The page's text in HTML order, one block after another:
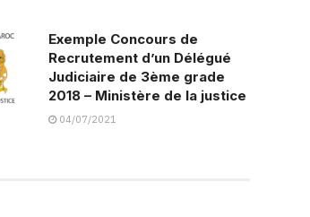
Exemple Concours de
Recrutement d’un Délégué
Judiciaire de 3ème grade
2018 – Ministère de la justice
04/07/2021